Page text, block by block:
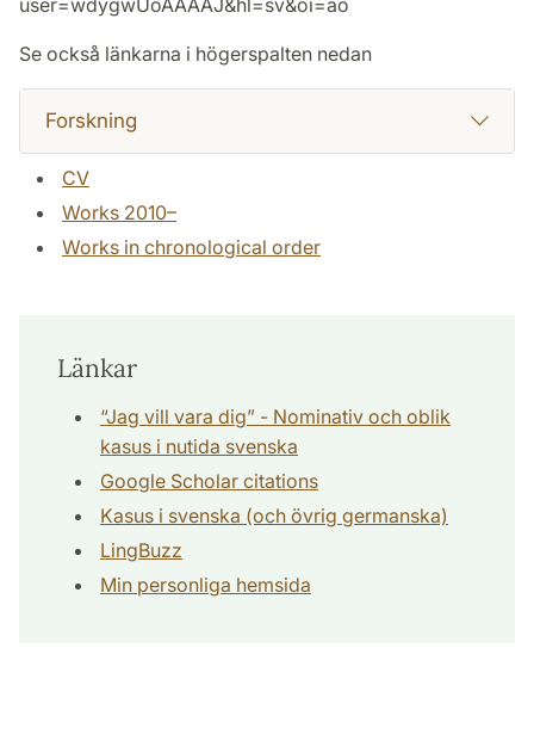
Se också länkarna i högerspalten nedan
Forskning
CV
Works 2010–
Works in chronological order
Länkar
“Jag vill vara dig” - Nominativ och oblik
kasus i nutida svenska
Google Scholar citations
Kasus i svenska (och övrig germanska)
LingBuzz
Min personliga hemsida